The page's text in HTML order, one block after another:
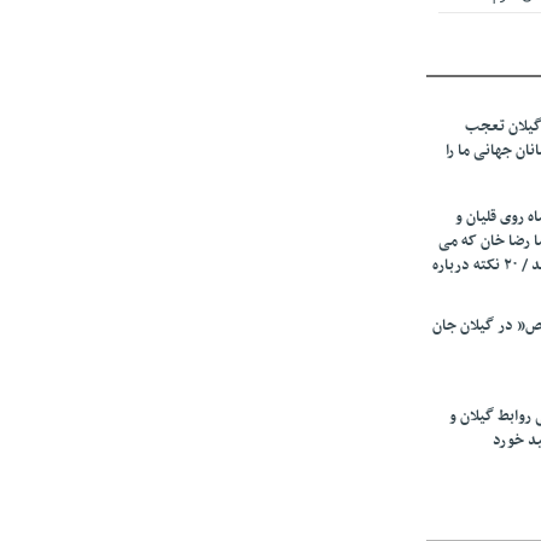
حمایتی
مشخص شد
از مراجع رسمی
ایران و
کشاورزان
تعجب
جهانی ما را
روی قلیان و
رضا خان که می
رفت همه شاد بودند / ۲۰ نکته درباره
در گیلان جان
روابط گیلان و
خورد